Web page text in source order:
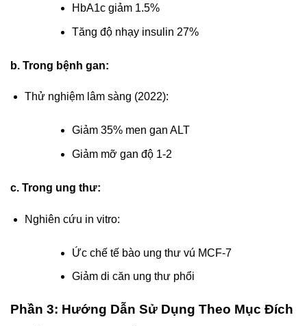
HbA1c giảm 1.5%
Tăng độ nhạy insulin 27%
b. Trong bệnh gan:
Thử nghiệm lâm sàng (2022):
Giảm 35% men gan ALT
Giảm mỡ gan độ 1-2
c. Trong ung thư:
Nghiên cứu in vitro:
Ức chế tế bào ung thư vú MCF-7
Giảm di căn ung thư phổi
Phần 3: Hướng Dẫn Sử Dụng Theo Mục Đích